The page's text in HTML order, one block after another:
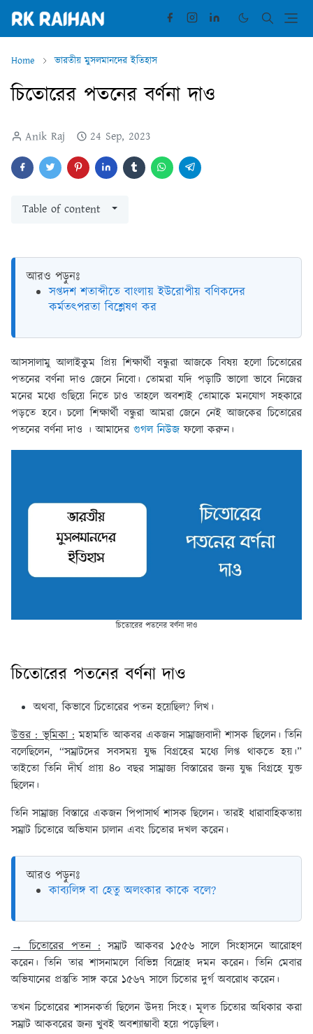
Home ভারতীয় মুসলমানদের ইতিহাস
চিতোরের পতনের বর্ণনা দাও
Anik Raj 24 Sep, 2023
Table of content
আরও পড়ুনঃ
সপ্তদশ শতাব্দীতে বাংলায় ইউরোপীয় বণিকদের
কর্মতৎপরতা বিশ্লেষণ কর
আসসালামু আলাইকুম প্রিয় শিক্ষার্থী বন্ধুরা আজকে বিষয় হলো চিতোরের
পতনের বর্ণনা দাও জেনে নিবো। তোমরা যদি পড়াটি ভালো ভাবে নিজের
মনের মধ্যে গুছিয়ে নিতে চাও তাহলে অবশ্যই তোমাকে মনযোগ সহকারে
পড়তে হবে। চলো শিক্ষার্থী বন্ধুরা আমরা জেনে নেই আজকের চিতোরের
পতনের বর্ণনা দাও । আমাদের গুগল নিউজ ফলো করুন।
চিতোরের পতনের বর্ণনা দাও
চিতোরের পতনের বর্ণনা দাও
অথবা, কিভাবে চিতোরের পতন হয়েছিল? লিখ।
উত্তর : ভূমিকা :মহামতি আকবর একজন সাম্রাজ্যবাদী শাসক ছিলেন। তিনি
বলেছিলেন, “সম্রাটদের সবসময় যুদ্ধ বিগ্রহের মধ্যে লিপ্ত থাকতে হয়।”
তাইতো তিনি দীর্ঘ প্রায় ৪০ বছর সাম্রাজ্য বিস্তারের জন্য যুদ্ধ বিগ্রহে যুক্ত
ছিলেন।
তিনি সাম্রাজ্য বিস্তারে একজন পিপাসার্থ শাসক ছিলেন। তারই ধারাবাহিকতায়
সম্রাট চিতোরে অভিযান চালান এবং চিতোর দখল করেন।
আরও পড়ুনঃ
কাব্যলিঙ্গ বা হেতু অলংকার কাকে বলে?
→ চিতোরের পতন : সম্রাট আকবর ১৫৫৬ সালে সিংহাসনে আরোহণ
করেন। তিনি তার শাসনামলে বিভিন্ন বিদ্রোহ দমন করেন। তিনি মেবার
অভিযানের প্রস্তুতি সাঙ্গ করে ১৫৬৭ সালে চিতোর দুর্গ অবরোধ করেন।
তখন চিতোরের শাসনকর্তা ছিলেন উদয় সিংহ। মূলত চিতোর অধিকার করা
সম্রাট আকবরের জন্য খুবই অবশ্যাম্ভাবী হয়ে পড়েছিল।